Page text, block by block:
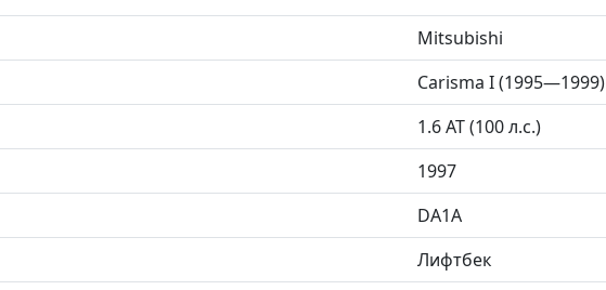
Mitsubishi
Carisma I (1995—1999)
1.6 AT (100 л.с.)
1997
DA1A
Лифтбек